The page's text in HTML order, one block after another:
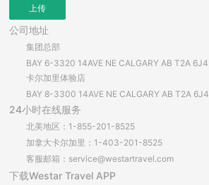
上传
公司地址
集团总部
BAY 6-3320 14AVE NE CALGARY AB T2A 6J4
卡尔加里体验店
BAY 8-3300 14AVE NE CALGARY AB T2A 6J4
24小时在线服务
北美地区：1-855-201-8525
加拿大卡尔加里：1-403-201-8525
客服邮箱：service@westartravel.com
下载Westar Travel APP